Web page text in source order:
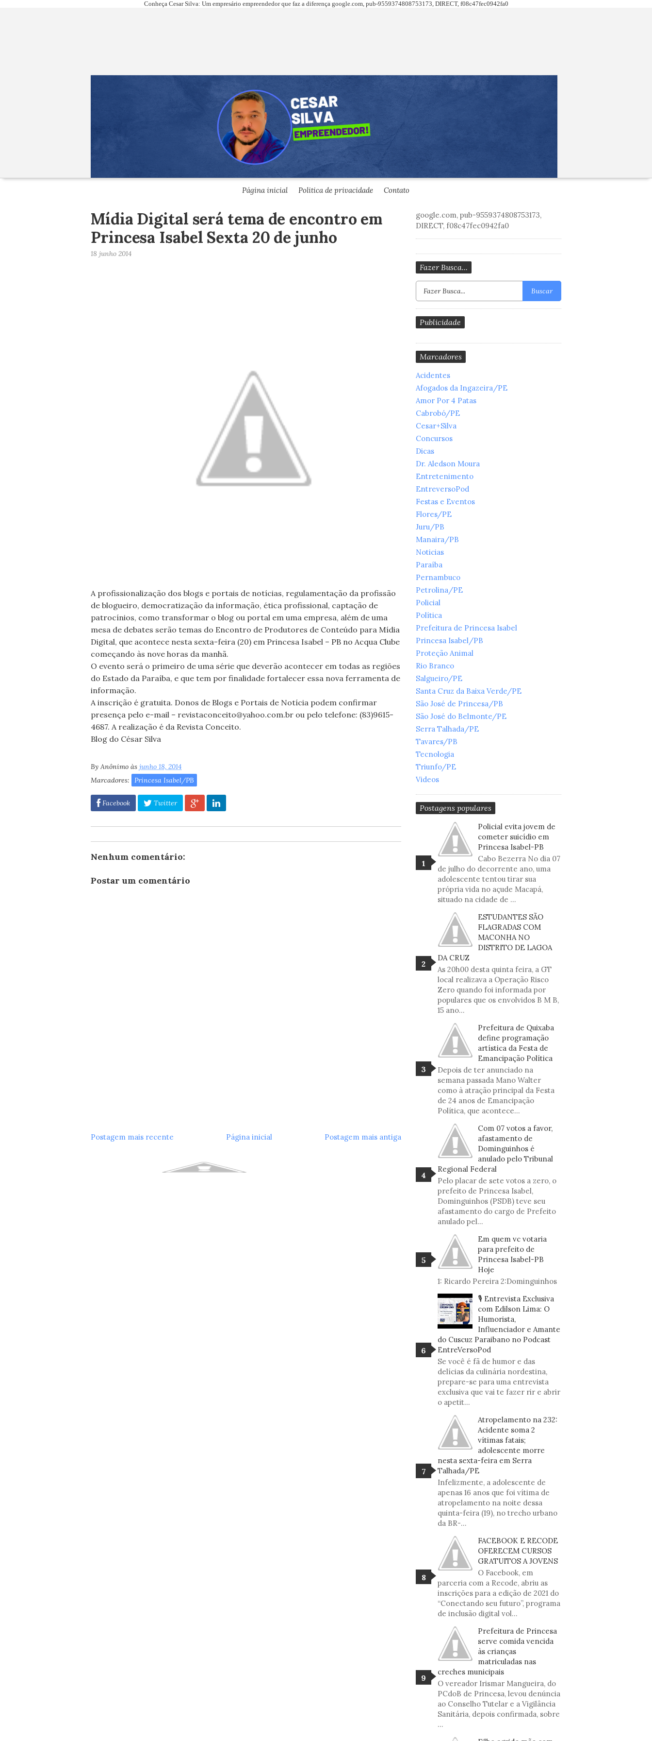
Conheça Cesar Silva: Um empresário empreendedor que faz a diferença google.com, pub-9559374808753173, DIRECT, f08c47fec0942fa0
Página inicial Politica de privacidade Contato
Mídia Digital será tema de encontro em
Princesa Isabel Sexta 20 de junho
18 junho 2014
A profissionalização dos blogs e portais de notícias, regulamentação da profissão
de blogueiro, democratização da informação, ética profissional, captação de
patrocínios, como transformar o blog ou portal em uma empresa, além de uma
mesa de debates serão temas do Encontro de Produtores de Conteúdo para Mídia
Digital, que acontece nesta sexta-feira (20) em Princesa Isabel – PB no Acqua Clube
começando às nove horas da manhã.
O evento será o primeiro de uma série que deverão acontecer em todas as regiões
do Estado da Paraíba, e que tem por finalidade fortalecer essa nova ferramenta de
informação.
A inscrição é gratuita. Donos de Blogs e Portais de Notícia podem confirmar
presença pelo e-mail – revistaconceito@yahoo.com.br ou pelo telefone: (83)9615-
4687. A realização é da Revista Conceito.
Blog do César Silva
By Anônimo às junho 18, 2014
Marcadores:
Princesa Isabel/PB
Facebook Twitter
Nenhum comentário:
Postar um comentário
Postagem mais recente Postagem mais antiga
Página inicial
google.com, pub-9559374808753173,
DIRECT, f08c47fec0942fa0
Fazer Busca...
Buscar
Publicidade
Marcadores
Acidentes
Afogados da Ingazeira/PE
Amor Por 4 Patas
Cabrobó/PE
Cesar+Silva
Concursos
Dicas
Dr. Aledson Moura
Entretenimento
EntreversoPod
Festas e Eventos
Flores/PE
Juru/PB
Manaira/PB
Noticias
Paraíba
Pernambuco
Petrolina/PE
Policial
Política
Prefeitura de Princesa Isabel
Princesa Isabel/PB
Proteção Animal
Rio Branco
Salgueiro/PE
Santa Cruz da Baixa Verde/PE
São José de Princesa/PB
São José do Belmonte/PE
Serra Talhada/PE
Tavares/PB
Tecnologia
Triunfo/PE
Videos
Postagens populares
Policial evita jovem de
cometer suicídio em
Princesa Isabel-PB
Cabo Bezerra No dia 07
de julho do decorrente ano, uma
adolescente tentou tirar sua
própria vida no açude Macapá,
situado na cidade de ...
ESTUDANTES SÃO
FLAGRADAS COM
MACONHA NO
DISTRITO DE LAGOA
DA CRUZ
As 20h00 desta quinta feira, a GT
local realizava a Operação Risco
Zero quando foi informada por
populares que os envolvidos B M B,
15 ano...
Prefeitura de Quixaba
define programação
artística da Festa de
Emancipação Política
Depois de ter anunciado na
semana passada Mano Walter
como à atração principal da Festa
de 24 anos de Emancipação
Política, que acontece...
Com 07 votos a favor,
afastamento de
Dominguinhos é
anulado pelo Tribunal
Regional Federal
Pelo placar de sete votos a zero, o
prefeito de Princesa Isabel,
Dominguinhos (PSDB) teve seu
afastamento do cargo de Prefeito
anulado pel...
Em quem vc votaria
para prefeito de
Princesa Isabel-PB
Hoje
1: Ricardo Pereira 2:Dominguinhos
🎙️ Entrevista Exclusiva
com Edilson Lima: O
Humorista,
Influenciador e Amante
do Cuscuz Paraibano no Podcast
EntreVersoPod
Se você é fã de humor e das
delícias da culinária nordestina,
prepare-se para uma entrevista
exclusiva que vai te fazer rir e abrir
o apetit...
Atropelamento na 232:
Acidente soma 2
vítimas fatais;
adolescente morre
nesta sexta-feira em Serra
Talhada/PE
Infelizmente, a adolescente de
apenas 16 anos que foi vítima de
atropelamento na noite dessa
quinta-feira (19), no trecho urbano
da BR-...
FACEBOOK E RECODE
OFERECEM CURSOS
GRATUITOS A JOVENS
O Facebook, em
parceria com a Recode, abriu as
inscrições para a edição de 2021 do
“Conectando seu futuro”, programa
de inclusão digital vol...
Prefeitura de Princesa
serve comida vencida
às crianças
matriculadas nas
creches municipais
O vereador Irismar Mangueira, do
PCdoB de Princesa, levou denúncia
ao Conselho Tutelar e a Vigilância
Sanitária, depois confirmada, sobre
...